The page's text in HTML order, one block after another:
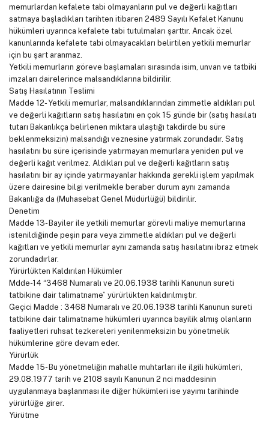
memurlardan kefalete tabi olmayanların pul ve değerli kağıtları
satmaya başladıkları tarihten itibaren 2489 Sayılı Kefalet Kanunu
hükümleri uyarınca kefalete tabi tutulmaları şarttır. Ancak özel
kanunlarında kefalete tabi olmayacakları belirtilen yetkili memurlar
için bu şart aranmaz.
Yetkili memurların göreve başlamaları sırasında isim, unvan ve tatbiki
imzaları dairelerince malsandıklarına bildirilir.
Satış Hasılatının Teslimi
Madde 12- Yetkili memurlar, malsandıklarından zimmetle aldıkları pul
ve değerli kağıtların satış hasılatını en çok 15 günde bir (satış hasılatı
tutarı Bakanlıkça belirlenen miktara ulaştığı takdirde bu süre
beklenmeksizin) malsandığı veznesine yatırmak zorundadır. Satış
hasılatını bu süre içerisinde yatırmayan memurlara yeniden pul ve
değerli kağıt verilmez. Aldıkları pul ve değerli kağıtların satış
hasılatını bir ay içinde yatırmayanlar hakkında gerekli işlem yapılmak
üzere dairesine bilgi verilmekle beraber durum aynı zamanda
Bakanlığa da (Muhasebat Genel Müdürlüğü) bildirilir.
Denetim
Madde 13- Bayiler ile yetkili memurlar görevli maliye memurlarına
istenildiğinde peşin para veya zimmetle aldıkları pul ve değerli
kağıtları ve yetkili memurlar aynı zamanda satış hasılatını ibraz etmek
zorundadırlar.
Yürürlükten Kaldırılan Hükümler
Mdde-14 “3468 Numaralı ve 20.06.1938 tarihli Kanunun sureti
tatbikine dair talimatname” yürürlükten kaldırılmıştır.
Geçici Madde : 3468 Numaralı ve 20.06.1938 tarihli Kanunun sureti
tatbikine dair talimatname hükümleri uyarınca bayilik almış olanların
faaliyetleri ruhsat tezkereleri yenilenmeksizin bu yönetmelik
hükümlerine göre devam eder.
Yürürlük
Madde 15- Bu yönetmeliğin mahalle muhtarları ile ilgili hükümleri,
29.08.1977 tarih ve 2108 sayılı Kanunun 2 nci maddesinin
uygulanmaya başlanması ile diğer hükümleri ise yayımı tarihinde
yürürlüğe girer.
Yürütme